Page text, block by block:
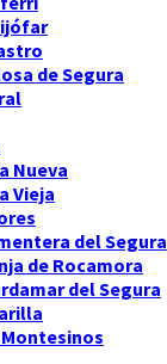
de Segura
Nueva
Vieja
del Segura
de Rocamora
del Segura